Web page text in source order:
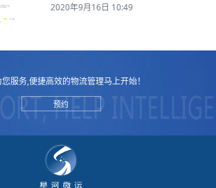
2020年9月16日 10:49
服务,便捷高效的物流管理马上开始！
预约